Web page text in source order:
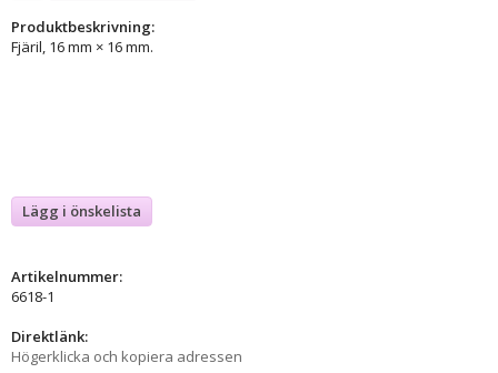
Produktbeskrivning:
Fjäril, 16 mm × 16 mm.
Lägg i önskelista
Artikelnummer:
6618-1
Direktlänk:
Högerklicka och kopiera adressen